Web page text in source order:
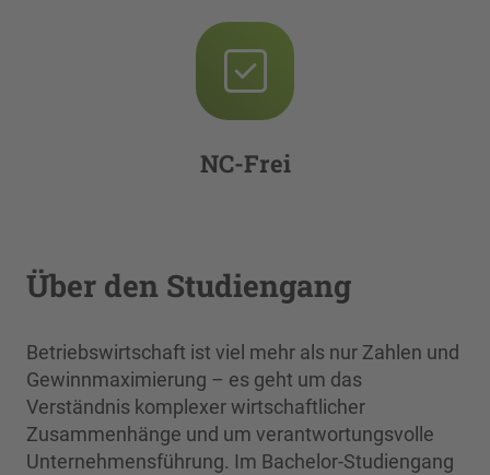
NC-Frei
Über den Studiengang
Betriebswirtschaft ist viel mehr als nur Zahlen und
Gewinnmaximierung – es geht um das
Verständnis komplexer wirtschaftlicher
Zusammenhänge und um verantwortungsvolle
Unternehmensführung. Im Bachelor-Studiengang